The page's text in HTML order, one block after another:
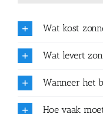
Wat kost
Wat levert
Wanneer het
Hoe vaak